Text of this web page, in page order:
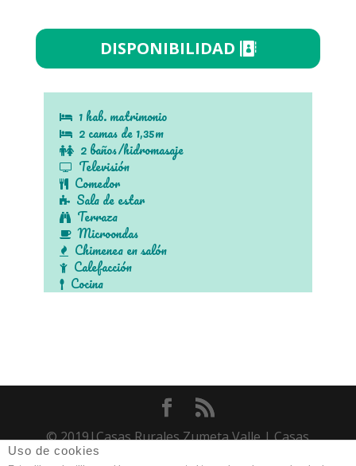
DISPONIBILIDAD
1 hab. matrimonio
2 camas de 1,35m
2 baños/hidromasaje
Televisión
Comedor
Sala de estar
Terraza
Microondas
Chimenea en salón
Calefacción
Cocina
© 2019|Casas Rurales Zumeta Valle | Casas
Rurales con piscina entre Yeste, Nerpio,
Uso de cookies